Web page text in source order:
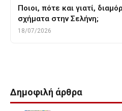
Ποιοι, πότε και γιατί,
σχήματα στην Σελήνη;
18/07/2026
Δημοφιλή άρθρα